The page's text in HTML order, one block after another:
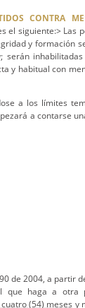
CONTRA
el siguiente:> Las
y formación
serán
y habitual con
a los límites
a contarse
de 2004, a partir
que haga a otra
(54) meses y